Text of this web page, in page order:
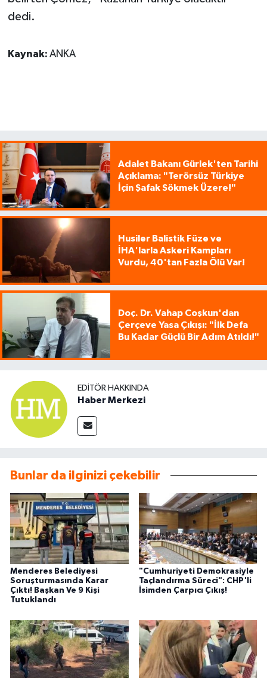
dedi.
Kaynak: ANKA
Adalet Bakanı Gürlek'ten Tarihi
Açıklama: "Terörsüz Türkiye
İçin Şafak Sökmek Üzere!"
Husiler Balistik Füze ve
İHA'larla Askeri Kampları
Vurdu, 40'tan Fazla Ölü Var!
Doç. Dr. Vahap Coşkun'dan
Çerçeve Yasa Çıkışı: "İlk Defa
Bu Kadar Güçlü Bir Adım Atıldı!"
EDITÖR HAKKINDA
Haber Merkezi
Bunlar da ilginizi çekebilir
Menderes Belediyesi
Soruşturmasında Karar
Çıktı! Başkan Ve 9 Kişi
Tutuklandı
"Cumhuriyeti Demokrasiyle
Taçlandırma Süreci": CHP'li
İsimden Çarpıcı Çıkış!